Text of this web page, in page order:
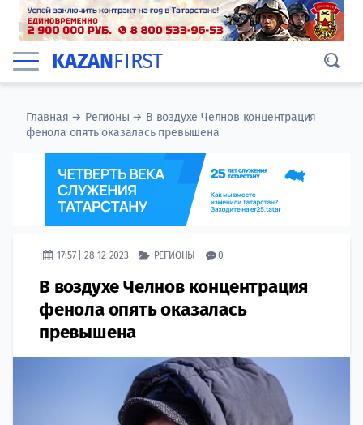
KAZANFIRST
Главная → Регионы → В воздухе Челнов концентрация
фенола опять оказалась превышена
17:57 | 28-12-2023 РЕГИОНЫ 0
В воздухе Челнов концентрация
фенола опять оказалась
превышена